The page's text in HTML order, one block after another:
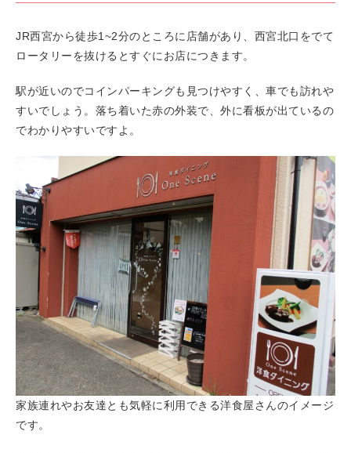
JR西宮から徒歩1~2分のところに店舗があり、西宮北口をでて
ロータリーを抜けるとすぐにお店につきます。
駅が近いのでコインパーキングも見つけやすく、車でも訪れや
すいでしょう。落ち着いた赤の外装で、外に看板が出ているの
でわかりやすいですよ。
家族連れやお友達とも気軽に利用できる洋食屋さんのイメージ
です。